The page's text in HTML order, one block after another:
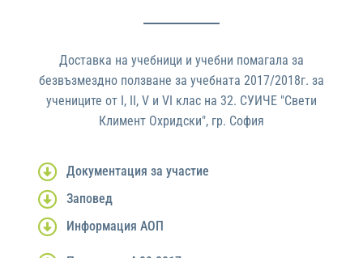
Доставка на учебници и учебни помагала за
безвъзмездно ползване за учебната 2017/2018г. за
учениците от I, II, V и VI клас на 32. СУИЧЕ "Свети
Климент Охридски", гр. София
Документация за участие
Заповед
Информация АОП